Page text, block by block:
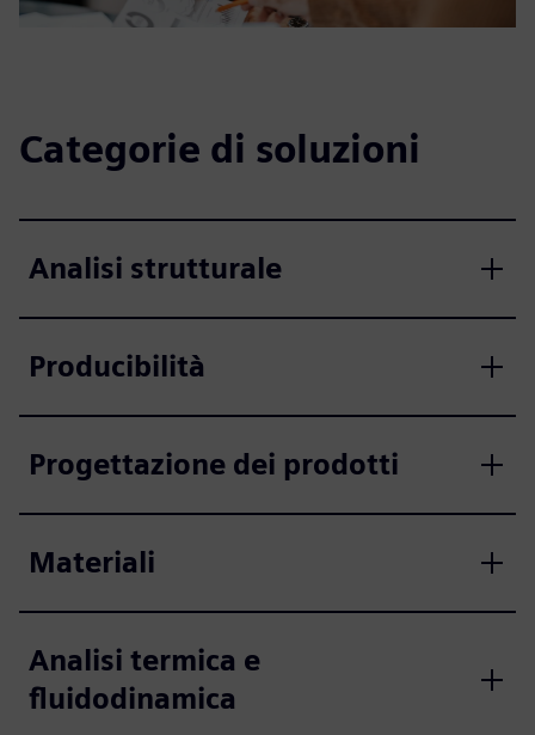
Categorie di soluzioni
Analisi strutturale
Producibilità
Progettazione dei prodotti
Materiali
Analisi termica e
fluidodinamica